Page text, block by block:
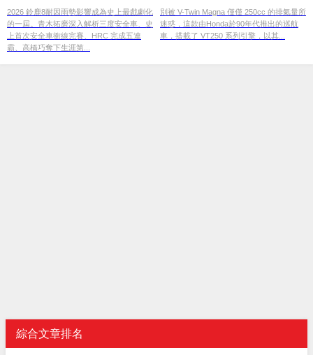
車衝線完賽，HRC五連霸、高橋
巧第8勝
2026 鈴鹿8耐因雨勢影響成為史上最戲劇化
的一屆。青木拓磨深入解析三度安全車、史
上首次安全車衝線完賽、HRC 完成五連
霸、高橋巧奪下生涯第...
別被 V-Twin Magna 僅僅 250cc 的排氣量所
迷惑，這款由Honda於90年代推出的巡航
車，搭載了 VT250 系列引擎，以其...
綜合文章排名